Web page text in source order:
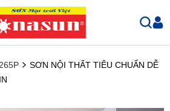
SƠN NỘI THẤT TIÊU CHUẨN DỄ